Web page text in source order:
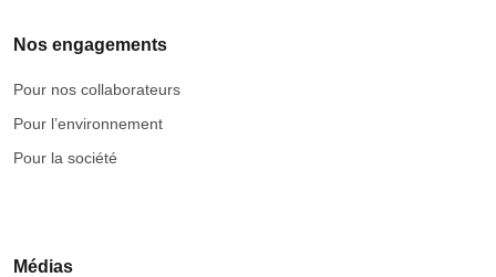
Nos engagements
Pour nos collaborateurs
Pour l’environnement
Pour la société
Médias